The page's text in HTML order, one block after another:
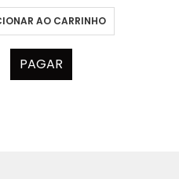
AO CARRINHO
PAGAR